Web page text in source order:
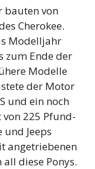
bauten von
Cherokee.
Modelljahr
zum Ende der
Modelle
der Motor
und ein noch
225 Pfund-
Jeeps
angetriebenen
diese Ponys.